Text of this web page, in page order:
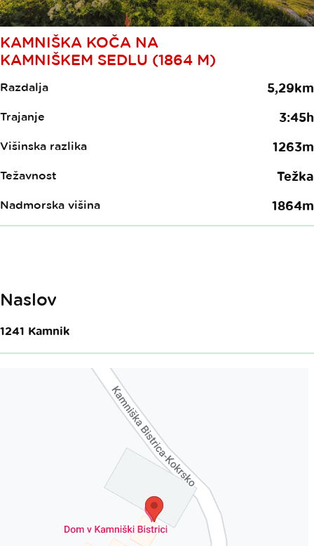
KAMNIŠKA KOČA NA
KAMNIŠKEM SEDLU (1864 M)
Razdalja 5,29km
Trajanje 3:45h
Višinska razlika 1263m
Težavnost Težka
Nadmorska višina 1864m
Naslov
1241 Kamnik